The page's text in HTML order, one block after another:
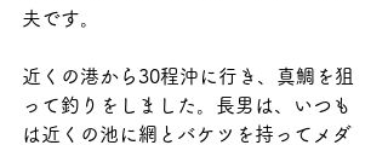
夫です。
近くの港から30程沖に行き、真鯛を狙
って釣りをしました。長男は、いつも
は近くの池に網とバケツを持ってメダ